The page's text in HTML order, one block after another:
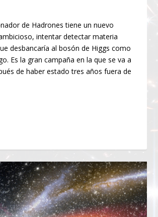
de Hadrones tiene un nuevo
intentar detectar materia
desbancaría al bosón de Higgs como
Es la gran campaña en la que se va a
de haber estado tres años fuera de